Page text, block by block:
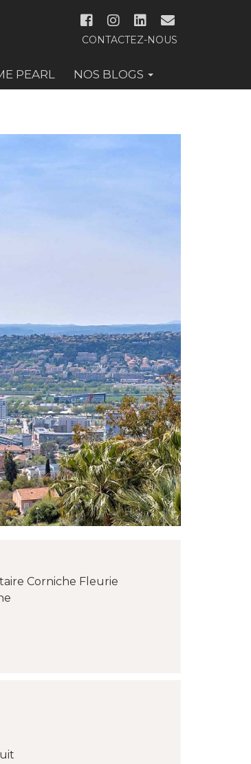
CONTACTEZ-NOUS
PEARL NOS BLOGS
Corniche Fleurie